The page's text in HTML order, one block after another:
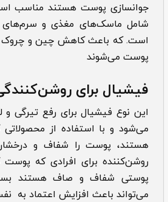
جوانسازی پوست هستند مناسب
شامل ماسک‌های مغذی و سرم‌های
است. که باعث کاهش چین و چروک
پوست می‌شوند
فیشیال برای
این نوع فیشیال برای رفع تیرگی
هستند، پوست را شفاف و
روشن‌کننده برای افرادی که پوست
پوستی شفاف و صاف هستند
می‌تواند باعث افزایش اعتماد به